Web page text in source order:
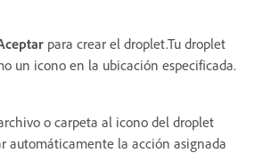
para crear el droplet.Tu droplet
un icono en la ubicación especificada.
o carpeta al icono del droplet
automáticamente la acción asignada